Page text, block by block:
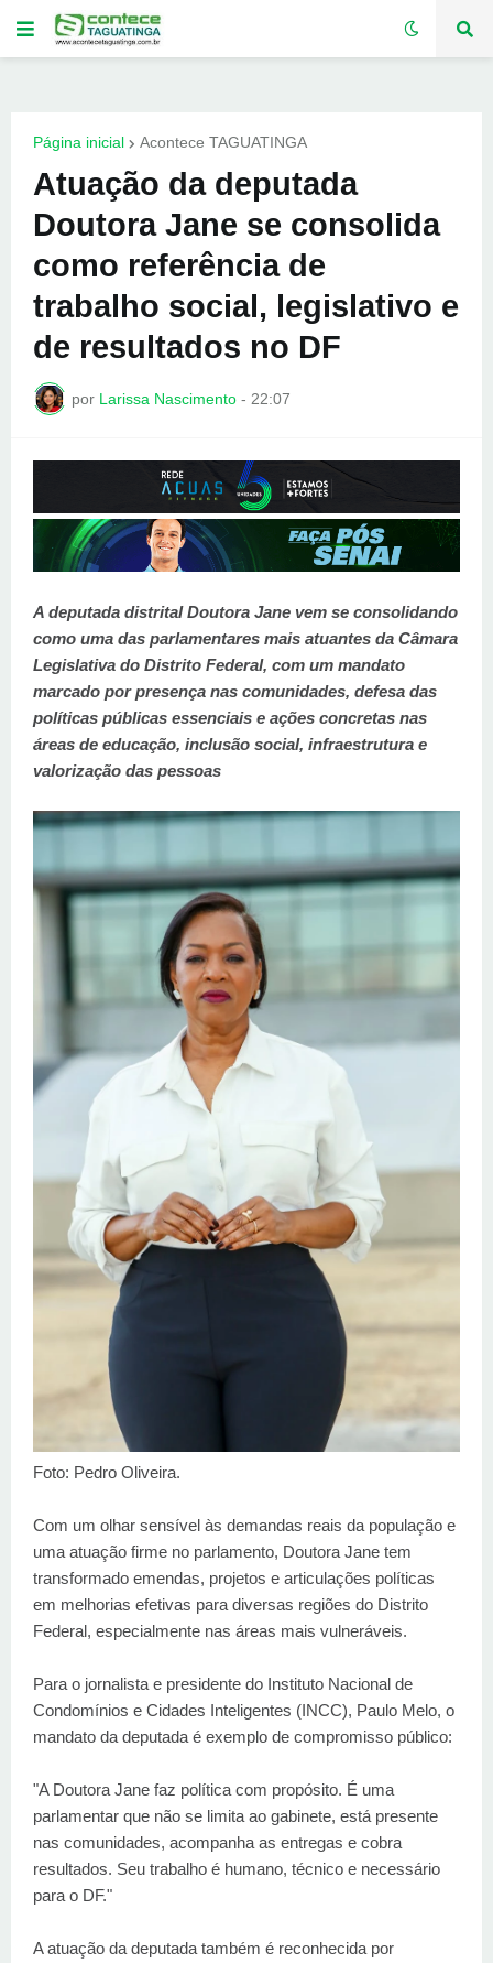
Página inicial Acontece TAGUATINGA
Atuação da deputada
Doutora Jane se consolida
como referência de
trabalho social, legislativo e
de resultados no DF
por Larissa Nascimento - 22:07
A deputada distrital Doutora Jane vem se consolidando
como uma das parlamentares mais atuantes da Câmara
Legislativa do Distrito Federal, com um mandato
marcado por presença nas comunidades, defesa das
políticas públicas essenciais e ações concretas nas
áreas de educação, inclusão social, infraestrutura e
valorização das pessoas
Foto: Pedro Oliveira.
Com um olhar sensível às demandas reais da população e
uma atuação firme no parlamento, Doutora Jane tem
transformado emendas, projetos e articulações políticas
em melhorias efetivas para diversas regiões do Distrito
Federal, especialmente nas áreas mais vulneráveis.
Para o jornalista e presidente do Instituto Nacional de
Condomínios e Cidades Inteligentes (INCC), Paulo Melo, o
mandato da deputada é exemplo de compromisso público:
"A Doutora Jane faz política com propósito. É uma
parlamentar que não se limita ao gabinete, está presente
nas comunidades, acompanha as entregas e cobra
resultados. Seu trabalho é humano, técnico e necessário
para o DF."
A atuação da deputada também é reconhecida por